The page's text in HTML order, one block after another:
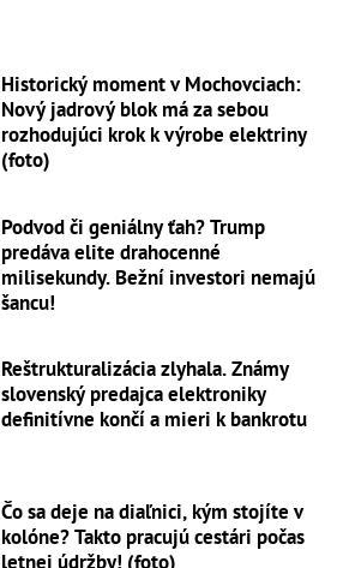
Historický moment v Mochovciach:
Nový jadrový blok má za sebou
rozhodujúci krok k výrobe elektriny
(foto)
Podvod či geniálny ťah? Trump
predáva elite drahocenné
milisekundy. Bežní investori nemajú
šancu!
Reštrukturalizácia zlyhala. Známy
slovenský predajca elektroniky
definitívne končí a mieri k bankrotu
Čo sa deje na diaľnici, kým stojíte v
kolóne? Takto pracujú cestári počas
letnej údržby! (foto)